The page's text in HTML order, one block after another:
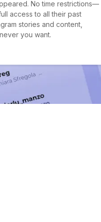
No time restrictions—
access to all their past
stories and content,
you want.